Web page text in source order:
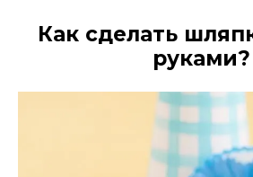
Как сделать
руками?